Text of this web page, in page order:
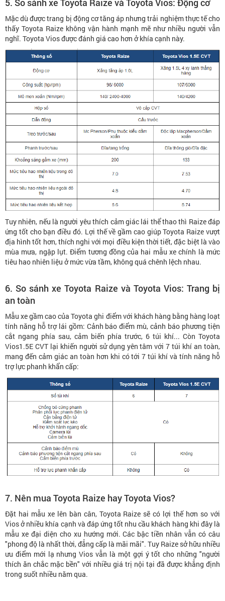
5. So sánh xe Toyota Raize và Toyota Vios: Động cơ
Mặc dù được trang bị động cơ tăng áp nhưng trải nghiệm thực tế cho
thấy Toyota Raize không vận hành mạnh mẽ như nhiều người vẫn
nghĩ. Toyota Vios được đánh giá cao hơn ở khía cạnh này.
Tuy nhiên, nếu là người yêu thích cảm giác lái thể thao thì Raize đáp
ứng tốt cho bạn điều đó. Lợi thế về gầm cao giúp Toyota Raize vượt
địa hình tốt hơn, thích nghi với mọi điều kiện thời tiết, đặc biệt là vào
mùa mưa, ngập lụt. Điểm tương đồng của hai mẫu xe chính là mức
tiêu hao nhiên liệu ở mức vừa tầm, không quá chênh lệch nhau.
6. So sánh xe Toyota Raize và Toyota Vios: Trang bị
an toàn
Mẫu xe gầm cao của Toyota ghi điểm với khách hàng bằng hàng loạt
tính năng hỗ trợ lái gồm: Cảnh báo điểm mù, cảnh báo phương tiện
cắt ngang phía sau, cảm biến phía trước, 6 túi khí... Còn Toyota
Vios1.5E CVT lại khiến người sử dụng yên tâm với 7 túi khí an toàn,
mang đến cảm giác an toàn hơn khi có tới 7 túi khí và tính năng hỗ
trợ lực phanh khẩn cấp:
7. Nên mua Toyota Raize hay Toyota Vios?
Đặt hai mẫu xe lên bàn cân, Toyota Raize sẽ có lợi thế hơn so với
Vios ở nhiều khía cạnh và đáp ứng tốt nhu cầu khách hàng khi đây là
mẫu xe đại diện cho xu hướng mới. Các bậc tiền nhân vẫn có câu
"phong độ là nhất thời, đẳng cấp là mãi mãi". Tuy Raize sở hữu nhiều
ưu điểm mới lạ nhưng Vios vẫn là một gợi ý tốt cho những "người
thích ăn chắc mặc bền" với nhiều giá trị nội tại đã được khẳng định
trong suốt nhiều năm qua.